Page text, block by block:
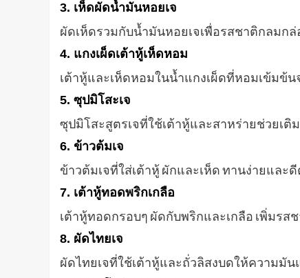
3. เห็ดผัดน้ำมันหอยเจ
ผัดเห็ดรวมกับน้ำมันหอยเจเพื่อรสชาติกลมก
4. แกงเผ็ดเต้าหู้เห็ดหอม
เต้าหู้และเห็ดหอมในน้ำแกงเผ็ดที่หอมเข้มข้น
5. ซุปมิโสะเจ
ซุปมิโสะสูตรเจที่ใช้เต้าหู้และสาหร่ายช่วยเ
6. ข้าวต้มเจ
ข้าวต้มเจที่ใส่เต้าหู้ ผักและเห็ด ทานง่ายและ
7. เต้าหู้ทอดพริกเกลือ
เต้าหู้ทอดกรอบๆ ผัดกับพริกและเกลือ เพิ่มรส
8. ผัดไทยเจ
ผัดไทยเจที่ใช้เต้าหู้และถั่วลิสงบดให้ความมั